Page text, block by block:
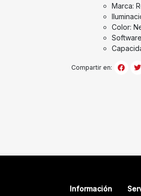
Marca:
Color:
Compartir en:
Información